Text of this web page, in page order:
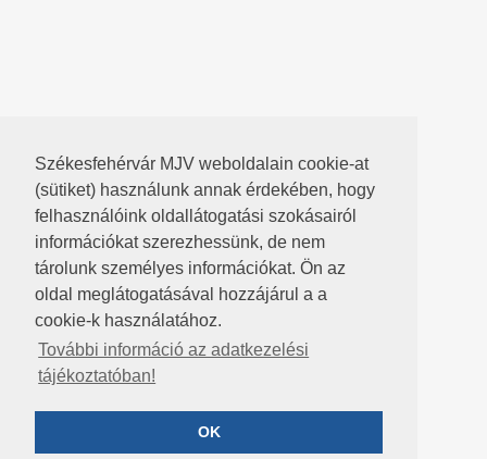
Székesfehérvár MJV weboldalain cookie-at
(sütiket) használunk annak érdekében, hogy
felhasználóink oldallátogatási szokásairól
információkat szerezhessünk, de nem
tárolunk személyes információkat. Ön az
oldal meglátogatásával hozzájárul a a
cookie-k használatához.
További információ az adatkezelési
tájékoztatóban!
OK